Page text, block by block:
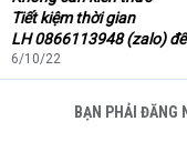
Tiết kiệm thời gian
LH 0866113948 (zalo)
6/10/22
BẠN PHẢI ĐĂNG